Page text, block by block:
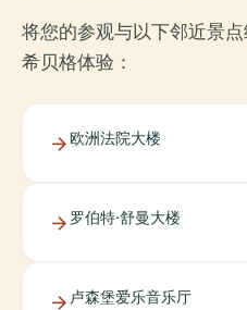
将您的参观与以下邻近景
希贝格体验：
欧洲法院大楼
罗伯特·舒曼大楼
卢森堡爱乐音乐厅